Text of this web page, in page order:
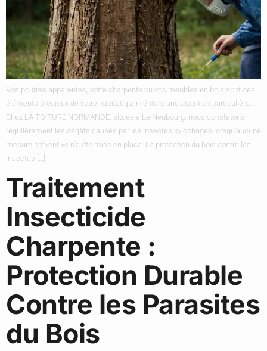
Vos poutres apparentes, votre charpente ou vos meubles en bois sont des
éléments précieux de votre habitat qui méritent une attention particulière.
Chez LA TOITURE NORMANDE, située à Le Neubourg, nous constatons
régulièrement les dégâts causés par les insectes xylophages lorsqu’aucune
mesure préventive n’a été mise en place. La protection du bois contre les
insectes […]
Traitement
Insecticide
Charpente :
Protection Durable
Contre les Parasites
du Bois